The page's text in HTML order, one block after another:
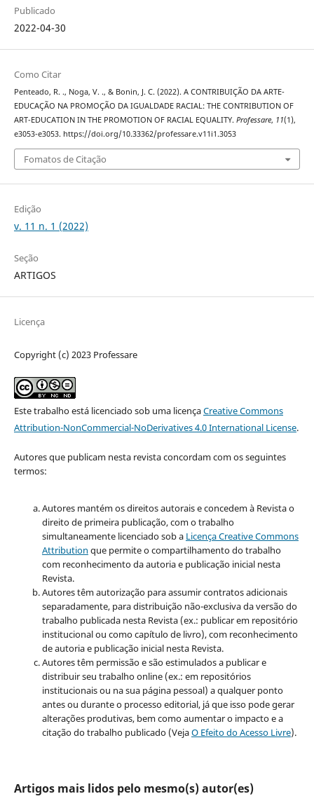
Publicado
2022-04-30
Como Citar
Penteado, R. ., Noga, V. ., & Bonin, J. C. (2022). A CONTRIBUIÇÃO DA ARTE-
EDUCAÇÃO NA PROMOÇÃO DA IGUALDADE RACIAL: THE CONTRIBUTION OF
ART-EDUCATION IN THE PROMOTION OF RACIAL EQUALITY. Professare, 11(1),
e3053-e3053. https://doi.org/10.33362/professare.v11i1.3053
Fomatos de Citação
Edição
v. 11 n. 1 (2022)
Seção
ARTIGOS
Licença
Copyright (c) 2023 Professare
Este trabalho está licenciado sob uma licençaCreative Commons
Attribution-NonCommercial-NoDerivatives 4.0 International License.
Autores que publicam nesta revista concordam com os seguintes
termos:
Autores mantém os direitos autorais e concedem à Revista o
direito de primeira publicação, com o trabalho
simultaneamente licenciado sob a Licença Creative Commons
Attribution que permite o compartilhamento do trabalho
com reconhecimento da autoria e publicação inicial nesta
Revista.
Autores têm autorização para assumir contratos adicionais
separadamente, para distribuição não-exclusiva da versão do
trabalho publicada nesta Revista (ex.: publicar em repositório
institucional ou como capítulo de livro), com reconhecimento
de autoria e publicação inicial nesta Revista.
Autores têm permissão e são estimulados a publicar e
distribuir seu trabalho online (ex.: em repositórios
institucionais ou na sua página pessoal) a qualquer ponto
antes ou durante o processo editorial, já que isso pode gerar
alterações produtivas, bem como aumentar o impacto e a
citação do trabalho publicado (VejaO Efeito do Acesso Livre).
Artigos mais lidos pelo mesmo(s) autor(es)